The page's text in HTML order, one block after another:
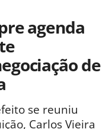
agenda
de
se reuniu
Carlos Vieira